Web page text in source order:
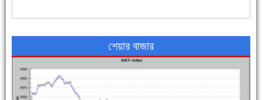
শেয়ার বাজার